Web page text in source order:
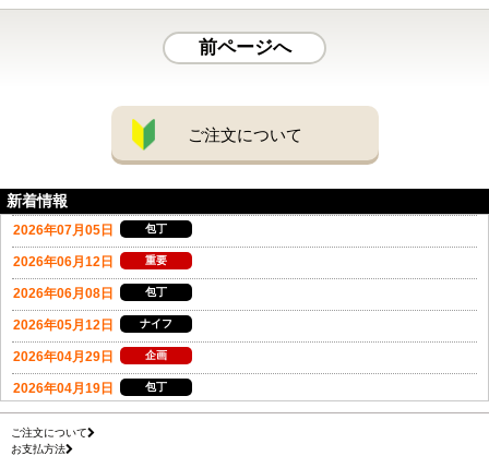
前ページへ
ご注文について
新着情報
ご注文について
お支払方法